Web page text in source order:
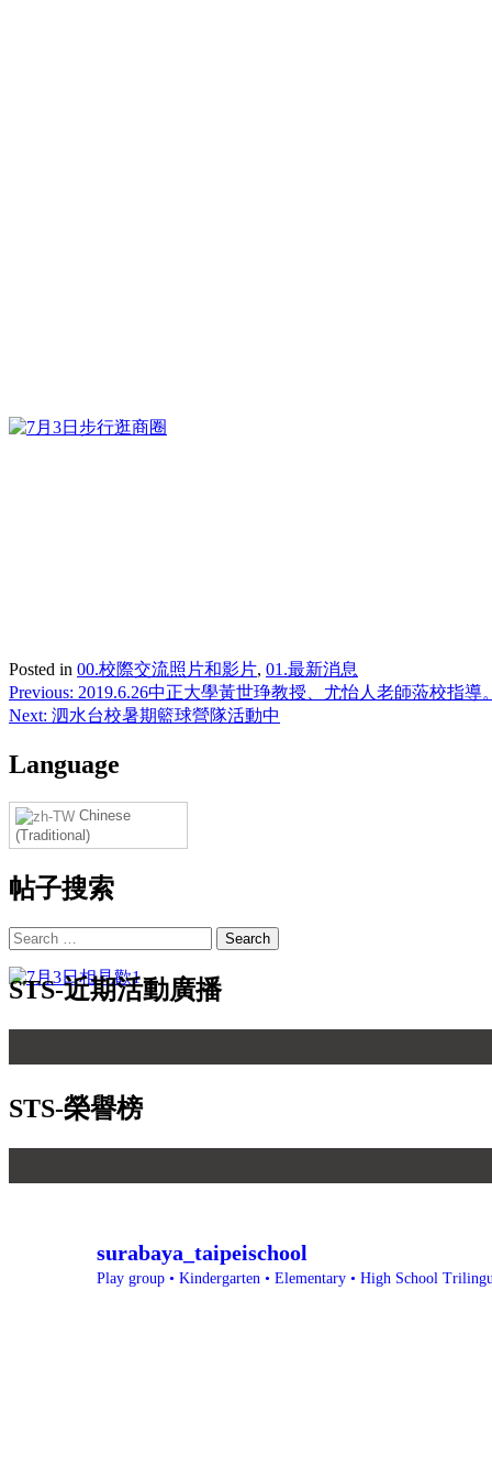
Posted in 00.校際交流照片和影片, 01.最新消息
Post
navigation
Previous: 2019.6.26中正大學黃世琤教授、尤怡人老師蒞校指導
Next: 泗水台校暑期籃球營隊活動中
Language
Chinese
(Traditional)
帖子搜索
Search
for:
STS-近期活動廣播
STS-榮譽榜
surabaya_taipeischool
Play group • Kindergarten • Elementary • High School